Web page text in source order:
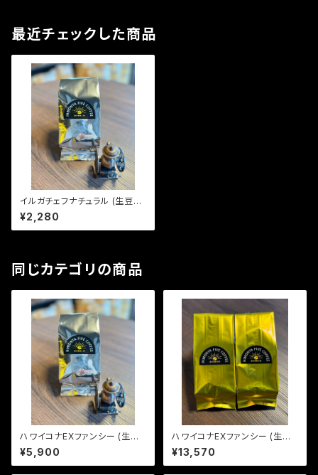
最近チェックした商品
イルガチェフナチュラル (生豆24
0g)
¥2,280
同じカテゴリの商品
ハワイコナEXファンシー (生豆2
40g)
¥5,900
ハワイコナEXファンシー (生豆6
00g)
¥13,570